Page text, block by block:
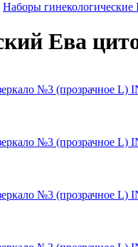
Наборы гинекологические
Ева